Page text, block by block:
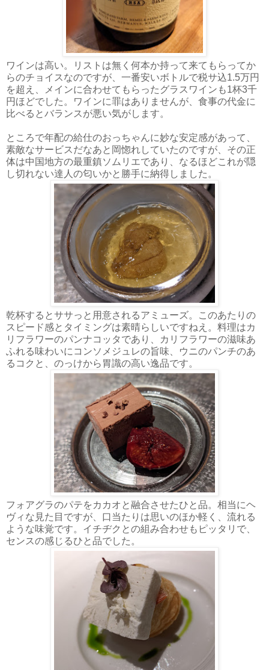
ワインは高い。リストは無く何本か持って来てもらってか
らのチョイスなのですが、一番安いボトルで税サ込1.5万円
を超え、メインに合わせてもらったグラスワインも1杯3千
円ほどでした。ワインに罪はありませんが、食事の代金に
比べるとバランスが悪い気がします。
ところで年配の給仕のおっちゃんに妙な安定感があって、
素敵なサービスだなあと岡惚れしていたのですが、その正
体は中国地方の最重鎮ソムリエであり、なるほどこれが隠
し切れない達人の匂いかと勝手に納得しました。
乾杯するとササっと用意されるアミューズ。このあたりの
スピード感とタイミングは素晴らしいですねえ。料理はカ
リフラワーのパンナコッタであり、カリフラワーの滋味あ
ふれる味わいにコンソメジュレの旨味、ウニのパンチのあ
るコクと、のっけから胃識の高い逸品です。
フォアグラのパテをカカオと融合させたひと品。相当にヘ
ヴィな見た目ですが、口当たりは思いのほか軽く、流れる
ような味覚です。イチヂクとの組み合わせもピッタリで、
センスの感じるひと品でした。